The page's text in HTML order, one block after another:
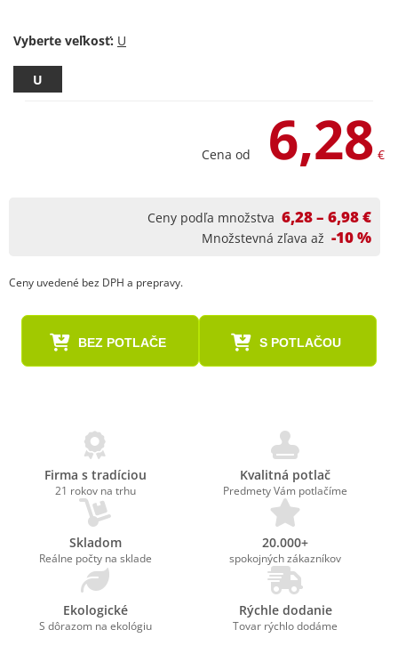
Vyberte veľkosť:
U
Cena od 6,28 €
Ceny podľa množstva 6,28 – 6,98 €
Množstevná zľava až -10 %
Ceny uvedené bez DPH a prepravy.
BEZ POTLAČE S POTLAČOU
Firma s tradíciou
21 rokov na trhu
Kvalitná potlač
Predmety Vám potlačíme
Skladom
Reálne počty na sklade
20.000+
spokojných zákazníkov
Ekologické
S dôrazom na ekológiu
Rýchle dodanie
Tovar rýchlo dodáme